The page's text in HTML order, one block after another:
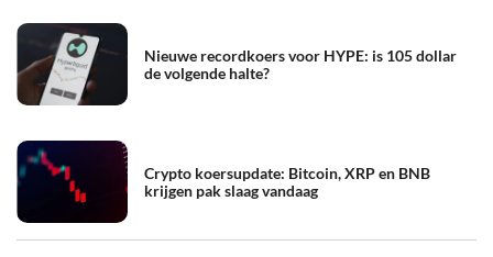
Nieuwe recordkoers voor HYPE: is 105 dollar
de volgende halte?
Crypto koersupdate: Bitcoin, XRP en BNB
krijgen pak slaag vandaag